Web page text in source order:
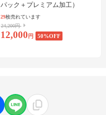
パック＋プレミアム加工）
29枚売れています
24,200円
12,000 円 50%OFF